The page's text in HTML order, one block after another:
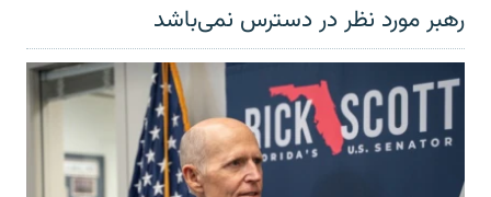
رهبر مورد نظر در دسترس نمی‌باشد